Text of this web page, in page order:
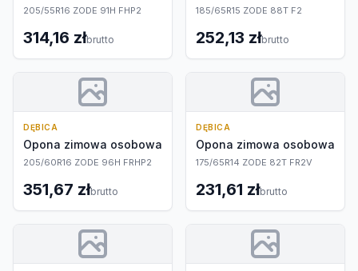
205/55R16 ZODE 91H FHP2
314,16 złbrutto
185/65R15 ZODE 88T F2
252,13 złbrutto
DĘBICA
Opona zimowa osobowa
205/60R16 ZODE 96H FRHP2
351,67 złbrutto
DĘBICA
Opona zimowa osobowa
175/65R14 ZODE 82T FR2V
231,61 złbrutto